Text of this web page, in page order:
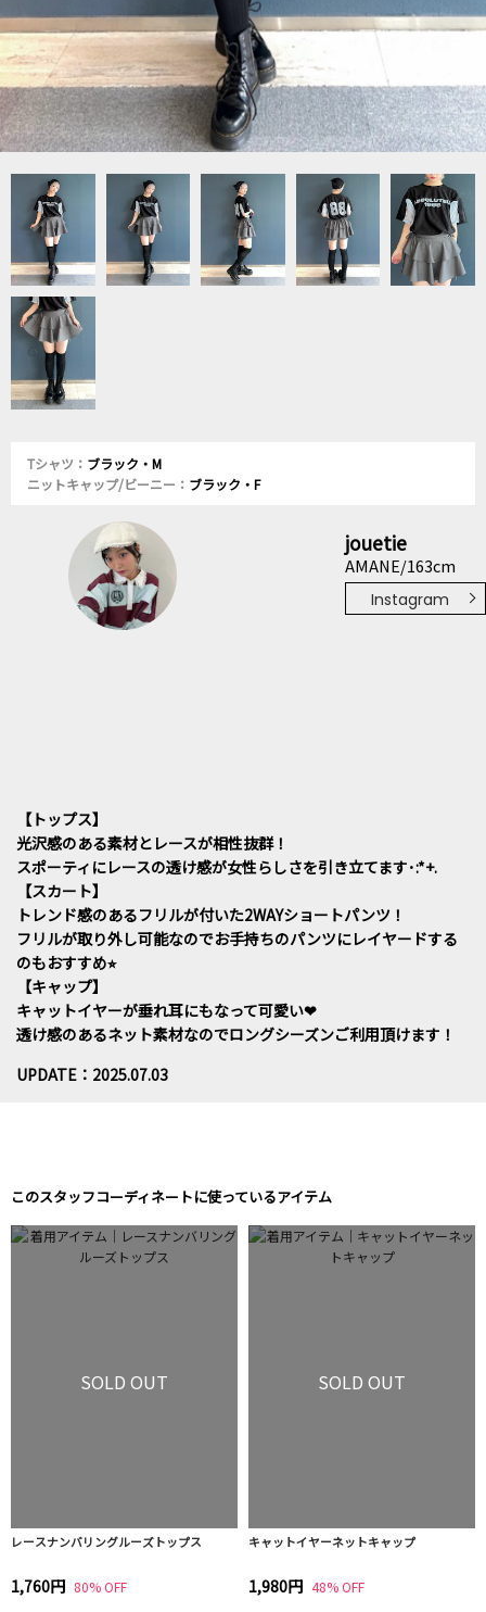
Tシャツ： ブラック・M
ニットキャップ/ビーニー： ブラック・F
jouetie
AMANE/163cm
Instagram
【トップス】
光沢感のある素材とレースが相性抜群！
スポーティにレースの透け感が女性らしさを引き立てます･:*+.
【スカート】
トレンド感のあるフリルが付いた2WAYショートパンツ！
フリルが取り外し可能なのでお手持ちのパンツにレイヤードする
のもおすすめ⭐︎
【キャップ】
キャットイヤーが垂れ耳にもなって可愛い❤︎
透け感のあるネット素材なのでロングシーズンご利用頂けます！
UPDATE：2025.07.03
このスタッフコーディネートに使っているアイテム
SOLD OUT
レースナンバリングルーズトップス
1,760円 80% OFF
SOLD OUT
キャットイヤーネットキャップ
1,980円 48% OFF